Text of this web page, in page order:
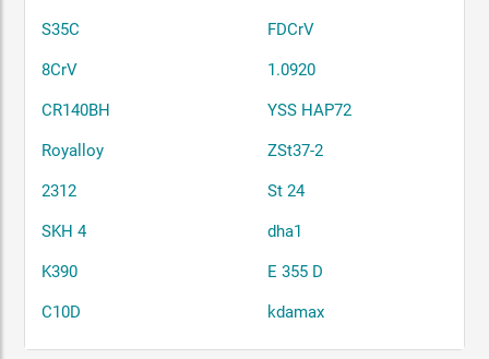
S35C FDCrV
8CrV 1.0920
CR140BH YSS HAP72
Royalloy ZSt37-2
2312 St 24
SKH 4 dha1
K390 E 355 D
C10D kdamax